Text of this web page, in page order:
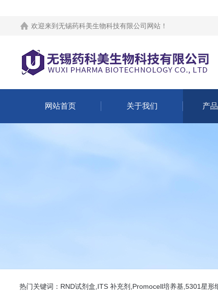
欢迎来到 无锡药科美生物科技有限公司网站 ！
网站首页 关于我们 产
热门关键词：RND试剂盒,ITS 补充剂,Promocell培养基,5301星形